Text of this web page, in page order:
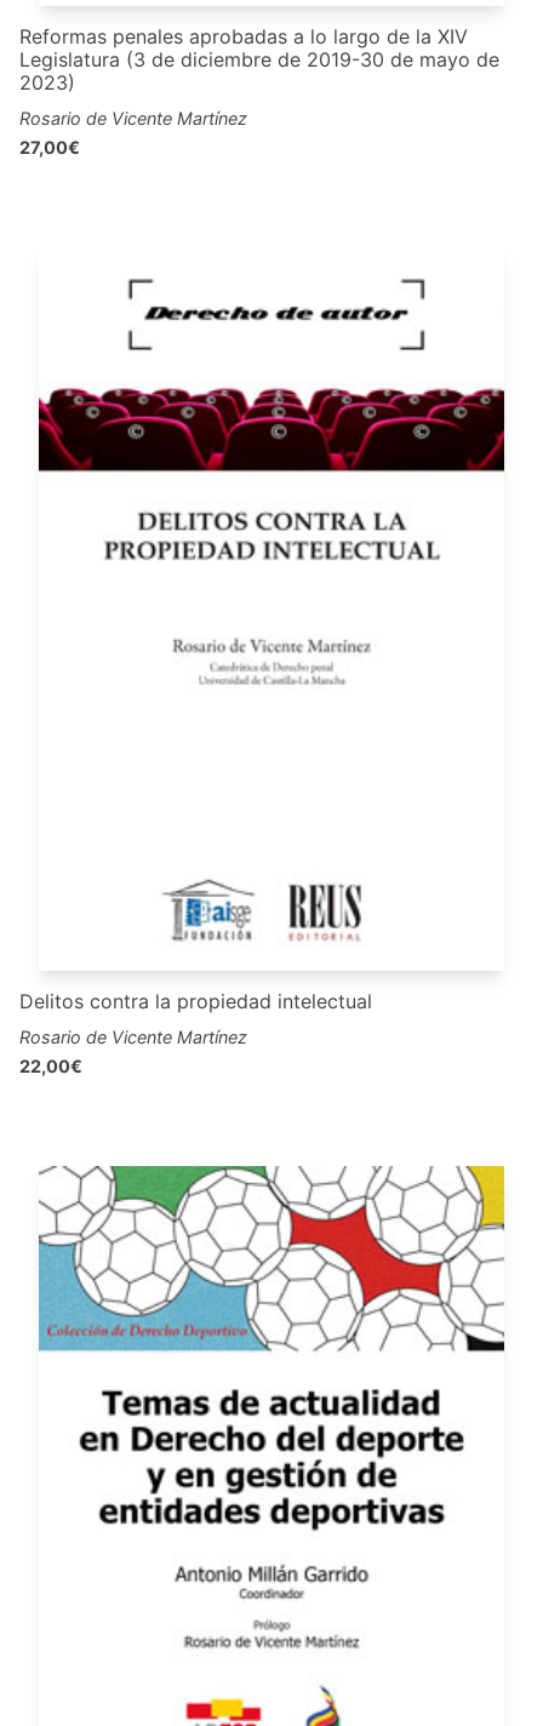
Reformas penales aprobadas a lo largo de la XIV
Legislatura (3 de diciembre de 2019-30 de mayo de
2023)
Rosario de Vicente Martínez
27,00€
Delitos contra la propiedad intelectual
Rosario de Vicente Martínez
22,00€